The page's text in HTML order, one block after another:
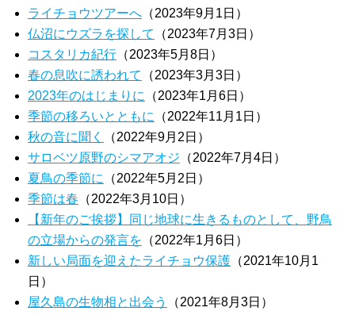
ライチョウツアーへ （2023年9月1日）
仏沼にウズラを探して
（2023年7月3日）
コスタリカ紀行 （2023年5月8日）
春の息吹に誘われて
（2023年3月3日）
2023年のはじまりに
（2023年1月6日）
季節の移ろいとともに
（2022年11月1日）
秋の音に聞く
（2022年9月2日）
サロベツ原野のシマアオジ （2022年7月4日）
夏鳥の季節に
（2022年5月2日）
季節は春 （2022年3月10日）
【新年のご挨拶】同じ地球に生きるものとして、野鳥
の立場からの発言を （2022年1月6日）
新しい局面を迎えたライチョウ保護 （2021年10月1
日）
屋久島の生物相と出会う
（2021年8月3日）